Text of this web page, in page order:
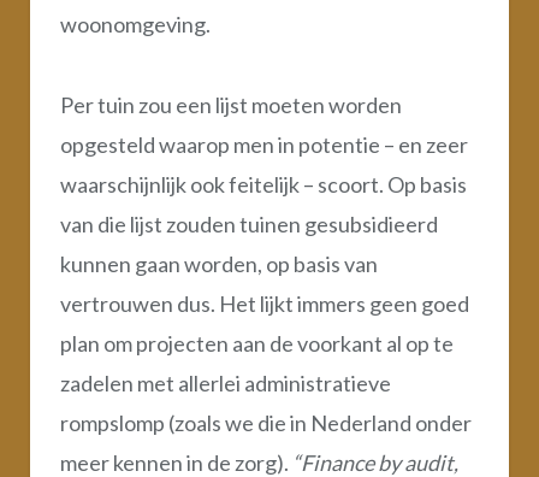
woonomgeving.
Per tuin zou een lijst moeten worden
opgesteld waarop men in potentie – en zeer
waarschijnlijk ook feitelijk – scoort. Op basis
van die lijst zouden tuinen gesubsidieerd
kunnen gaan worden, op basis van
vertrouwen dus. Het lijkt immers geen goed
plan om projecten aan de voorkant al op te
zadelen met allerlei administratieve
rompslomp (zoals we die in Nederland onder
meer kennen in de zorg). “Finance by audit,